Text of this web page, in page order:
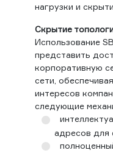
нагрузки и
Скрытие
Использование
представить
корпоративную
сети,
интересов
следующие
адресов для